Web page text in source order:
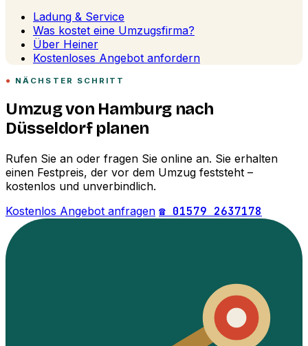
Ladung & Service
Was kostet eine Umzugsfirma?
Über Heiner
Kostenloses Angebot anfordern
NÄCHSTER SCHRITT
Umzug von Hamburg nach
Düsseldorf planen
Rufen Sie an oder fragen Sie online an. Sie erhalten
einen Festpreis, der vor dem Umzug feststeht –
kostenlos und unverbindlich.
Kostenlos Angebot anfragen ☎ 01579 2637178